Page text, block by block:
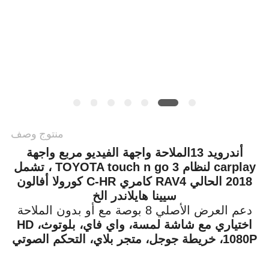
منتوج وصف
أندرويد 13
الملاحة واجهة الفيديو مربع واجهة
carplay لنظام TOYOTA touch n go 3 ، تشمل
2018 الحالي RAV4 كامري C-HR كورولا أفالون
سيينا هايلاندر الخ
دعم العرض الأصلي 8 بوصة مع أو بدون الملاحة
اختياري مع شاشة لمسة، واي فاي، بلوتوث، HD
1080P، خريطة جوجل، متجر بلاي، التحكم الصوتي